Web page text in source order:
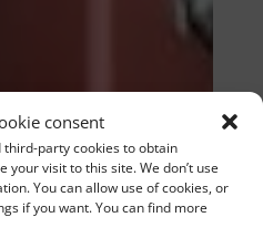
consent
party cookies to obtain
visit to this site. We don’t use
You can allow use of cookies, or
if you want. You can find more